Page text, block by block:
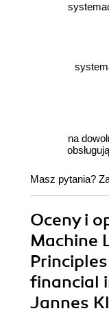
na
Masz pytania?
Oceny i
Machine
financial
Jannes